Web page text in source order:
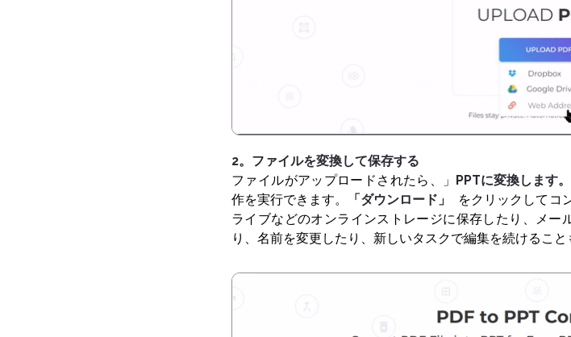
2。ファイルを変換して保存する
ファイルがアップロードされたら、」 PPTに変換します。
作を実行できます。
「ダウンロード」
をクリックしてコ
ライブなどのオンラインストレージに保存したり、メー
り、名前を変更したり、新しいタスクで編集を続けること